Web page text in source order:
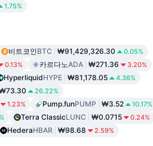
1.75%
비트코인BTC ₩91,429,326.30 0.05%
0.13% 카르다노ADA ₩271.36 3.20%
HyperliquidHYPE ₩81,178.05 4.36%
26.22%
1.23% Pump.funPUMP ₩3.52 10.17%
Terra ClassicLUNC ₩0.0715 0.24%
HederaHBAR ₩98.68 2.59%